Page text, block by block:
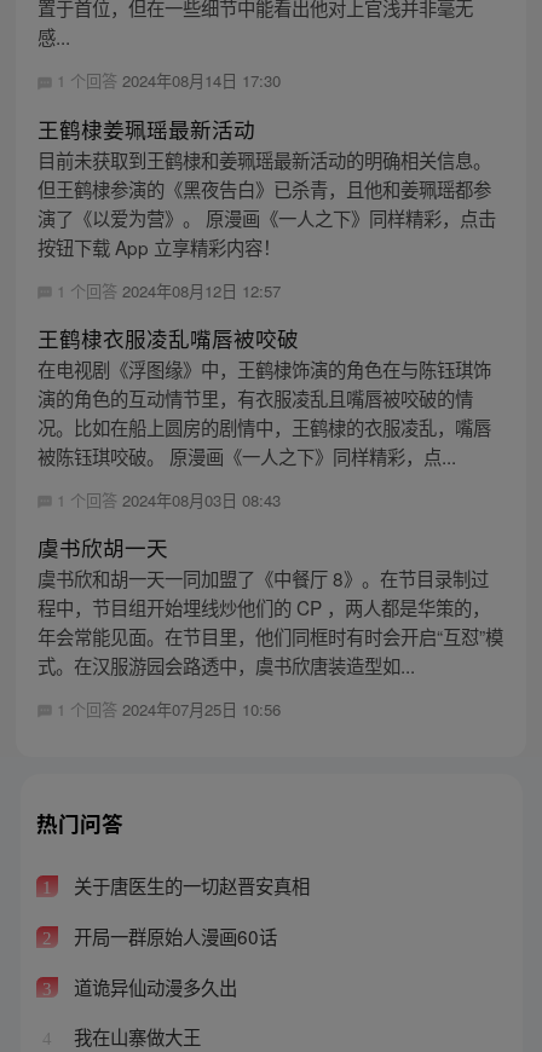
置于首位，但在一些细节中能看出他对上官浅并非毫无
感...
1 个回答 2024年08月14日 17:30
王鹤棣姜珮瑶最新活动
目前未获取到王鹤棣和姜珮瑶最新活动的明确相关信息。
但王鹤棣参演的《黑夜告白》已杀青，且他和姜珮瑶都参
演了《以爱为营》。 原漫画《一人之下》同样精彩，点击
按钮下载 App 立享精彩内容！
1 个回答 2024年08月12日 12:57
王鹤棣衣服凌乱嘴唇被咬破
在电视剧《浮图缘》中，王鹤棣饰演的角色在与陈钰琪饰
演的角色的互动情节里，有衣服凌乱且嘴唇被咬破的情
况。比如在船上圆房的剧情中，王鹤棣的衣服凌乱，嘴唇
被陈钰琪咬破。 原漫画《一人之下》同样精彩，点...
1 个回答 2024年08月03日 08:43
虞书欣胡一天
虞书欣和胡一天一同加盟了《中餐厅 8》。在节目录制过
程中，节目组开始埋线炒他们的 CP ，两人都是华策的，
年会常能见面。在节目里，他们同框时有时会开启“互怼”模
式。在汉服游园会路透中，虞书欣唐装造型如...
1 个回答 2024年07月25日 10:56
热门问答
1 关于唐医生的一切赵晋安真相
2 开局一群原始人漫画60话
3 道诡异仙动漫多久出
4 我在山寨做大王